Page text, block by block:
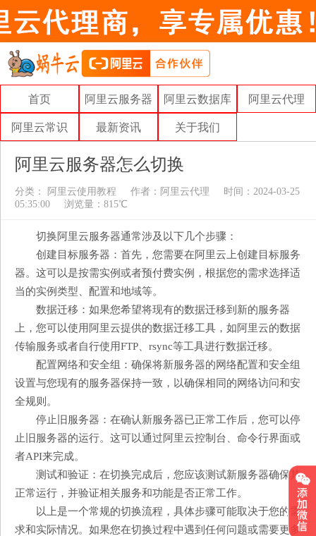
首页 阿里云服务器 阿里云数据库 阿里云代理
阿里云常识 最新资讯 关于我们
阿里云服务器怎么切换
分类： 阿里云使用教程 作者： 阿里云代理
时间：2024-03-25
05:35:00
浏览量：815℃
切换阿里云服务器通常涉及以下几个步骤：
创建目标服务器：首先，您需要在阿里云上创建目标服务
器。这可以是按需实例或者预付费实例，根据您的需求选择适
当的实例类型、配置和地域等。
数据迁移：如果您希望将现有的数据迁移到新的服务器
上，您可以使用阿里云提供的数据迁移工具，如阿里云的数据
传输服务或者自行使用FTP、rsync等工具进行数据迁移。
配置网络和安全组：确保将新服务器的网络配置和安全组
设置与您现有的服务器保持一致，以确保相同的网络访问和安
全规则。
停止旧服务器：在确认新服务器已正常工作后，您可以停
止旧服务器的运行。这可以通过阿里云控制台、命令行界面或
者API来完成。
测试和验证：在切换完成后，您应该测试新服务器确保其
正常运行，并验证相关服务和功能是否正常工作。
以上是一个常规的切换流程，具体步骤可能取决于您的需
求和实际情况。如果您在切换过程中遇到任何问题或需要更多